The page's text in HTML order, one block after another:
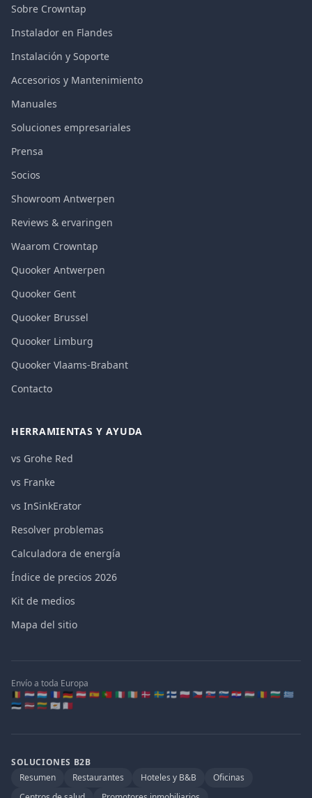
Sobre Crowntap
Instalador en Flandes
Instalación y Soporte
Accesorios y Mantenimiento
Manuales
Soluciones empresariales
Prensa
Socios
Showroom Antwerpen
Reviews & ervaringen
Waarom Crowntap
Quooker Antwerpen
Quooker Gent
Quooker Brussel
Quooker Limburg
Quooker Vlaams-Brabant
Contacto
HERRAMIENTAS Y AYUDA
vs Grohe Red
vs Franke
vs InSinkErator
Resolver problemas
Calculadora de energía
Índice de precios 2026
Kit de medios
Mapa del sitio
Envío a toda Europa
🇧🇪 🇳🇱 🇱🇺 🇫🇷 🇩🇪 🇦🇹 🇪🇸 🇵🇹 🇮🇹 🇮🇪 🇩🇰 🇸🇪 🇫🇮 🇵🇱 🇨🇿 🇸🇰 🇸🇮 🇭🇷 🇭🇺 🇷🇴 🇧🇬 🇬🇷
🇪🇪 🇱🇻 🇱🇹 🇨🇾 🇲🇹
SOLUCIONES B2B
Resumen
Restaurantes Hoteles y B&B
Oficinas